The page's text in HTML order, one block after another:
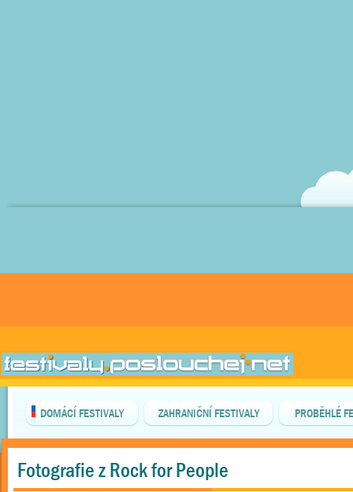
DOMÁCÍ FESTIVALY ZAHRANIČNÍ FESTIVALY PROBĚHLÉ
Fotografie z Rock for People